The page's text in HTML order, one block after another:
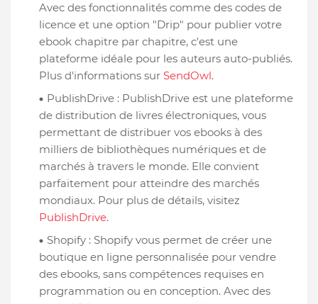
Avec des fonctionnalités comme des codes de
licence et une option "Drip" pour publier votre
ebook chapitre par chapitre, c'est une
plateforme idéale pour les auteurs auto-publiés.
Plus d'informations sur SendOwl.
PublishDrive : PublishDrive est une plateforme
de distribution de livres électroniques, vous
permettant de distribuer vos ebooks à des
milliers de bibliothèques numériques et de
marchés à travers le monde. Elle convient
parfaitement pour atteindre des marchés
mondiaux. Pour plus de détails, visitez
PublishDrive.
Shopify : Shopify vous permet de créer une
boutique en ligne personnalisée pour vendre
des ebooks, sans compétences requises en
programmation ou en conception. Avec des